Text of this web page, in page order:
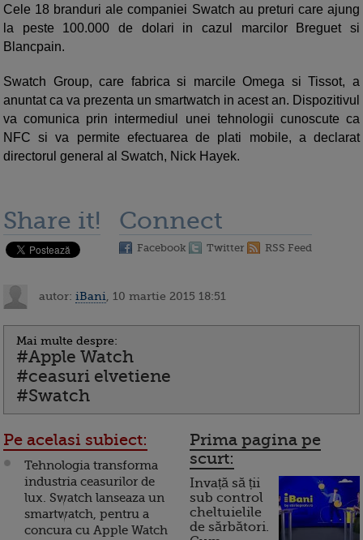
Cele 18 branduri ale companiei Swatch au preturi care ajung
la peste 100.000 de dolari in cazul marcilor Breguet si
Blancpain.
Swatch Group, care fabrica si marcile Omega si Tissot, a
anuntat ca va prezenta un smartwatch in acest an. Dispozitivul
va comunica prin intermediul unei tehnologii cunoscute ca
NFC si va permite efectuarea de plati mobile, a declarat
directorul general al Swatch, Nick Hayek.
Share it! Connect
Facebook Twitter RSS Feed
autor: iBani , 10 martie 2015 18:51
Mai multe despre:
#Apple Watch
#ceasuri elvetiene
#Swatch
Pe acelasi subiect:
Tehnologia transforma
industria ceasurilor de
lux. Swatch lanseaza un
smartwatch, pentru a
concura cu Apple Watch
Prima pagina pe
scurt:
Invață să ții
sub control
cheltuielile
de sărbători.